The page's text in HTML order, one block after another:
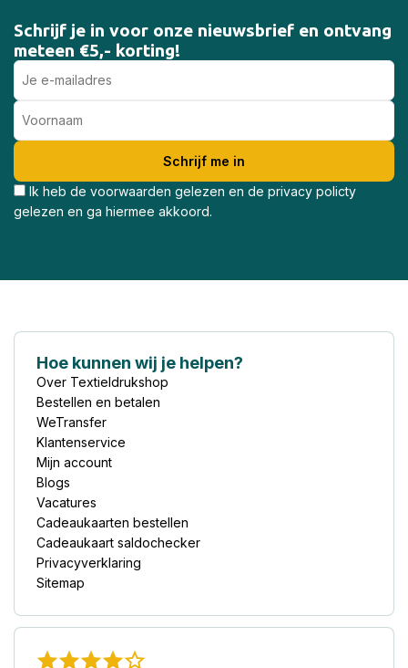
Schrijf je in voor onze nieuwsbrief en ontvang
meteen €5,- korting!
Ik heb de voorwaarden gelezen en de privacy policty
gelezen en ga hiermee akkoord.
Hoe kunnen wij je helpen?
Over Textieldrukshop
Bestellen en betalen
WeTransfer
Klantenservice
Mijn account
Blogs
Vacatures
Cadeaukaarten bestellen
Cadeaukaart saldochecker
Privacyverklaring
Sitemap